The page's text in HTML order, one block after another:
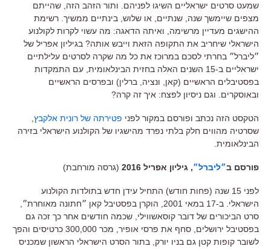
שמעט סרטים ישראליים השיגו לפניהם. ותור הזהב הזה, שהייתם
מצפים שיימשך שנה, שנתיים, או שלוש, בינתיים ממשיך. רשימת
ההישגים מעדיין מרשימה, ואיתה הדאגה: מה עשוי לקרות לקולנוע
הישראלי שיחריב את התקופה הזאת וייבש אותה? בגיליון אפריל של
״ליברל״ בחרתי לסכם במרוכז את כל מה שקרה לסרטים עלילתיים
ישראליים ב-15 השנים האלה בחזית הבינלאומית, עם התמקדות
בפסטיבלים הראשיים (קאן, ונציה, ברלין) ובפרסים הראשיים
ובאוסקרים. וגם ניסיון לפצח: איך זה קרה?
הטקסט הזה נכתב ופורסם במקור לפני פטירתה של רונית אלקבץ,
שסרטיה מהווים חלק בלתי נפרד מהישגיו של הקולנוע הישראלי בזירה
הבינלאומית.
פורסם ב״ליברל״, גיליון אפריל 2016 (גרסה מורחבת)
לפני 15 שנה (פחות חודש) התחיל עידן חדש בתולדות הקולנוע
הישראלי. ב-17 במאי 2001, הוקרן בפסטיבל קאן ״חתונה מאוחרת״,
סרט הביכורים של דובר קוסאשווילי, שכמה חודשים אחר כך זכה גם
בפסטיבל ירושלים, סחף את פרסי אופיר, מכר 300,000 כרטיסים והפך
לשובר קופות קטן גם בניו יורק, בתור הסרט הישראלי הראשון שמכניס